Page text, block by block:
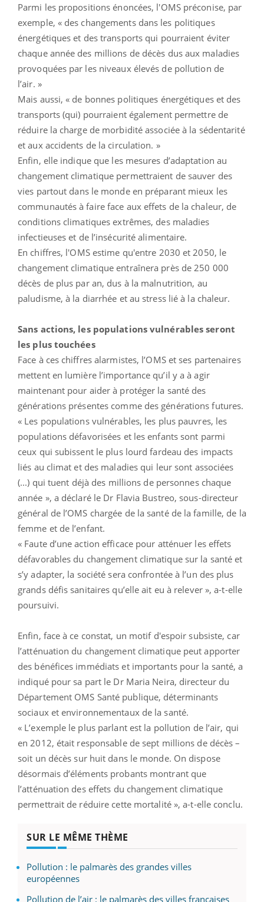
Parmi les propositions énoncées, l'OMS préconise, par
exemple, « des changements dans les politiques
énergétiques et des transports qui pourraient éviter
chaque année des millions de décès dus aux maladies
provoquées par les niveaux élevés de pollution de
l’air. »
Mais aussi, « de bonnes politiques énergétiques et des
transports (qui) pourraient également permettre de
réduire la charge de morbidité associée à la sédentarité
et aux accidents de la circulation. »
Enfin, elle indique que les mesures d’adaptation au
changement climatique permettraient de sauver des
vies partout dans le monde en préparant mieux les
communautés à faire face aux effets de la chaleur, de
conditions climatiques extrêmes, des maladies
infectieuses et de l’insécurité alimentaire.
En chiffres, l'OMS estime qu'entre 2030 et 2050, le
changement climatique entraînera près de 250 000
décès de plus par an, dus à la malnutrition, au
paludisme, à la diarrhée et au stress lié à la chaleur.
Sans actions, les populations vulnérables seront
les plus touchées
Face à ces chiffres alarmistes, l’OMS et ses partenaires
mettent en lumière l’importance qu’il y a à agir
maintenant pour aider à protéger la santé des
générations présentes comme des générations futures.
« Les populations vulnérables, les plus pauvres, les
populations défavorisées et les enfants sont parmi
ceux qui subissent le plus lourd fardeau des impacts
liés au climat et des maladies qui leur sont associées
(...) qui tuent déjà des millions de personnes chaque
année », a déclaré le Dr Flavia Bustreo, sous-directeur
général de l’OMS chargée de la santé de la famille, de la
femme et de l’enfant.
« Faute d’une action efficace pour atténuer les effets
défavorables du changement climatique sur la santé et
s’y adapter, la société sera confrontée à l’un des plus
grands défis sanitaires qu’elle ait eu à relever », a-t-elle
poursuivi.
Enfin, face à ce constat, un motif d'espoir subsiste, car
l’atténuation du changement climatique peut apporter
des bénéfices immédiats et importants pour la santé, a
indiqué pour sa part le Dr Maria Neira, directeur du
Département OMS Santé publique, déterminants
sociaux et environnementaux de la santé.
« L’exemple le plus parlant est la pollution de l’air, qui
en 2012, était responsable de sept millions de décès –
soit un décès sur huit dans le monde. On dispose
désormais d’éléments probants montrant que
l’atténuation des effets du changement climatique
permettrait de réduire cette mortalité », a-t-elle conclu.
SUR LE MÊME THÈME
Pollution : le palmarès des grandes villes
européennes
Pollution de l’air : le palmarès des villes françaises